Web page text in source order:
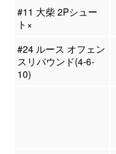
#11 大柴 2Pシュー
ト×
#24 ルース オフェン
スリバウンド(4-6-
10)